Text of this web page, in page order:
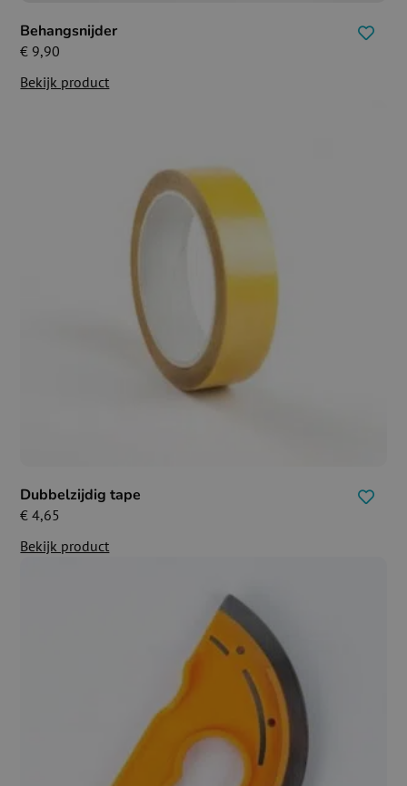
Behangsnijder
€ 9,90
Bekijk product
Dubbelzijdig tape
€ 4,65
Bekijk product